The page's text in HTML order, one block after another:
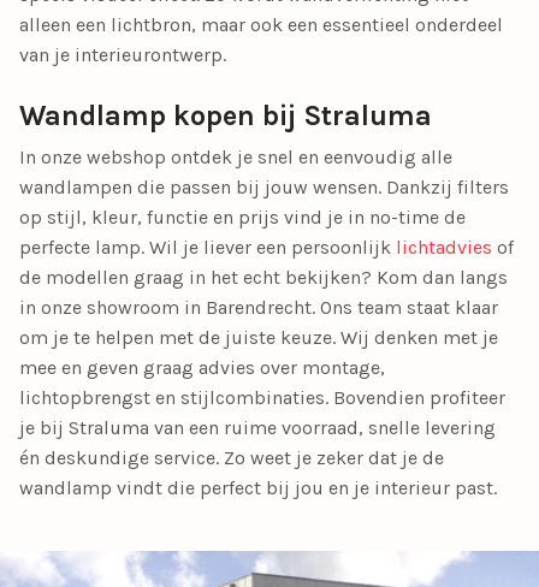
alleen een lichtbron, maar ook een essentieel onderdeel
van je interieurontwerp.
Wandlamp kopen bij Straluma
In onze webshop ontdek je snel en eenvoudig alle
wandlampen die passen bij jouw wensen. Dankzij filters
op stijl, kleur, functie en prijs vind je in no-time de
perfecte lamp. Wil je liever een persoonlijk lichtadvies of
de modellen graag in het echt bekijken? Kom dan langs
in onze showroom in Barendrecht. Ons team staat klaar
om je te helpen met de juiste keuze. Wij denken met je
mee en geven graag advies over montage,
lichtopbrengst en stijlcombinaties. Bovendien profiteer
je bij Straluma van een ruime voorraad, snelle levering
én deskundige service. Zo weet je zeker dat je de
wandlamp vindt die perfect bij jou en je interieur past.